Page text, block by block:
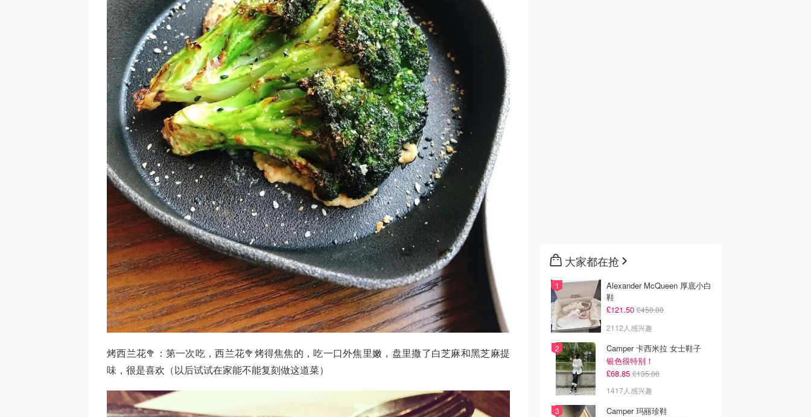
烤西兰花🥦：第一次吃，西兰花🥦烤得焦焦的，吃一口外焦里嫩，盘里撒了白芝麻和黑芝麻提
味，很是喜欢（以后试试在家能不能复刻做这道菜）
大家都在抢
Alexander McQueen 厚底小白
鞋
£121.50 £450.00
2112人感兴趣
Camper 卡西米拉 女士鞋子
银色很特别！
£68.85 £135.00
1417人感兴趣
Camper 玛丽珍鞋